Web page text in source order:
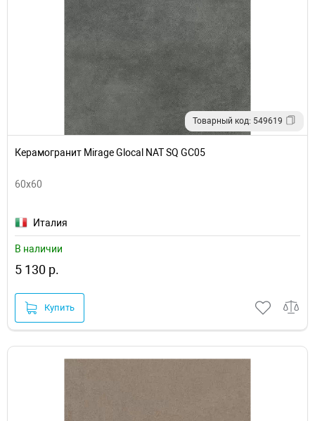
Товарный код: 549619
Керамогранит Mirage Glocal NAT SQ GC05
60x60
Италия
В наличии
5 130 р.
Купить